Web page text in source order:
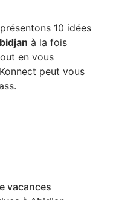
10 idées
à la fois
en vous
peut vous
vacances